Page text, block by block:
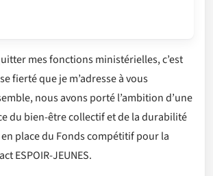
mes fonctions ministérielles, c’est
fierté que je m’adresse à vous
nous avons porté l’ambition d’une
du bien-être collectif et de la durabilité
place du Fonds compétitif pour la
ESPOIR-JEUNES.